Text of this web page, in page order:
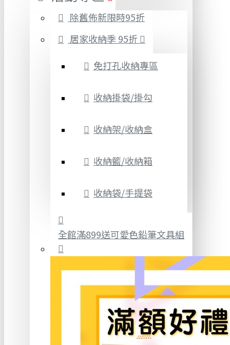
除舊佈新限時95折
居家收納季 95折
免打孔收納專區
收納掛袋/掛勾
收納架/收納盒
收納籃/收納箱
收納袋/手提袋
全館滿899送可愛色鉛筆文具組